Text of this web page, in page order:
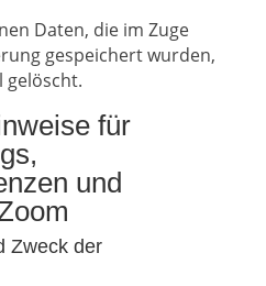
Daten, die im Zuge
gespeichert wurden,
gelöscht.
für
und
Zweck der